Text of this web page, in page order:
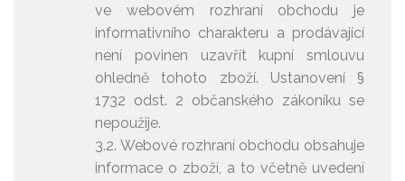
ve webovém rozhraní obchodu je
informativního charakteru a prodávající
není povinen uzavřít kupní smlouvu
ohledně tohoto zboží. Ustanovení §
1732 odst. 2 občanského zákoníku se
nepoužije.
3.2. Webové rozhraní obchodu obsahuje
informace o zboží, a to včetně uvedení